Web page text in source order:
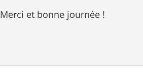
Merci et bonne journée !